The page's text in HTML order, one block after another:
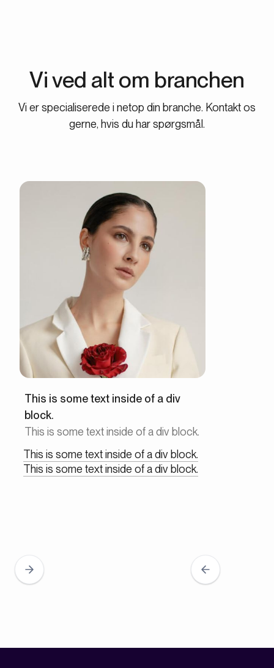
Vi ved alt om branchen
Vi er specialiserede i netop din branche. Kontakt os
gerne, hvis du har spørgsmål.
This is some text inside of a div
block.
This is some text inside of a div block.
This is some text inside of a div block.
This is some text inside of a div block.